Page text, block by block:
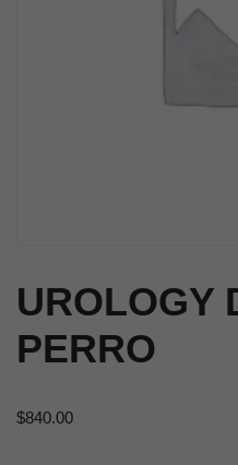
UROLOGY
PERRO
$840.00